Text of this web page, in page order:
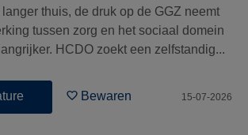
thuis, de druk op de GGZ neemt
tussen zorg en het sociaal domein
HCDO zoekt een zelfstandig...
Bewaren 15-07-2026